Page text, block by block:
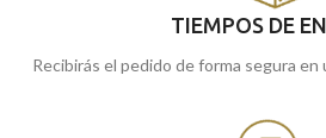
TIEMPOS DE
Recibirás el pedido de forma segura en